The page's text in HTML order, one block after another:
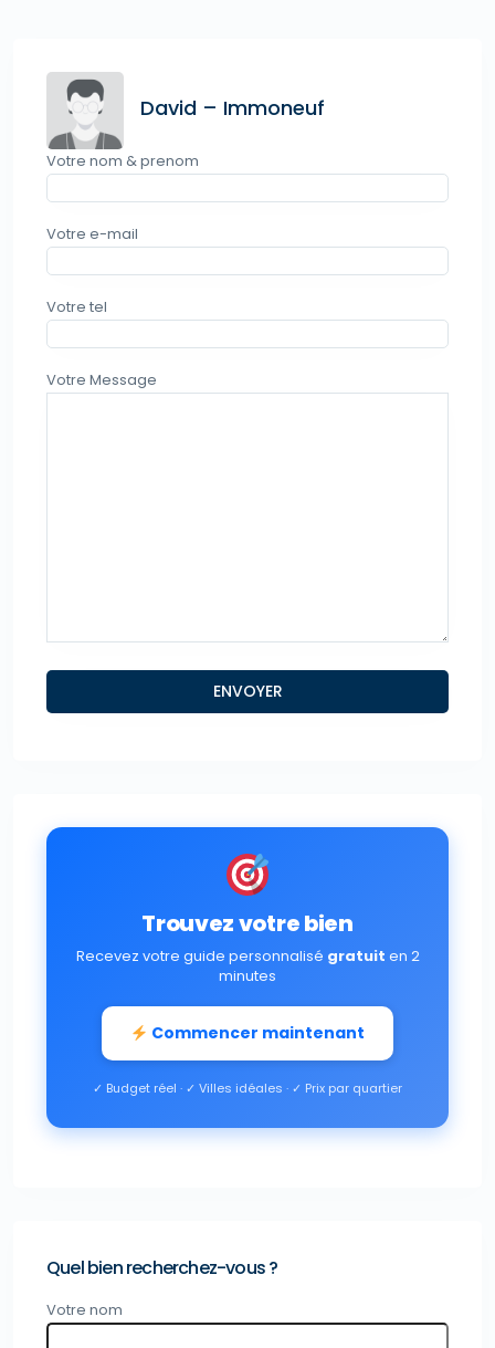
David – Immoneuf
Votre nom & prenom
Votre e-mail
Votre tel
Votre Message
Trouvez votre bien
Recevez votre guide personnalisé gratuit en 2
minutes
Commencer maintenant
✓ Budget réel · ✓ Villes idéales · ✓ Prix par quartier
Quel bien recherchez-vous ?
Votre nom